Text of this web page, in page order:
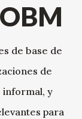
de base de
de
informal, y
para